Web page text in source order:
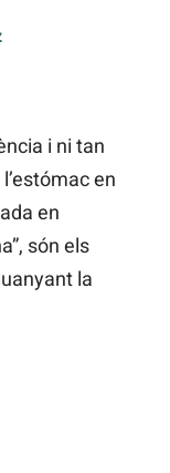
i ni tan
en
en
són els
la